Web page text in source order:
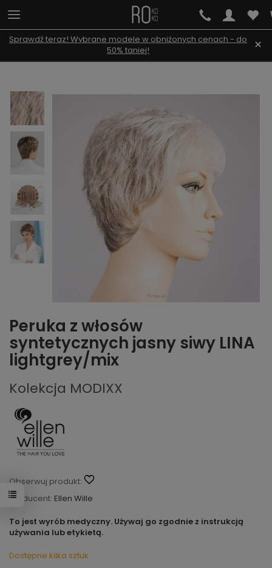
Sprawdź teraz! Wybrane modele w obniżonych cenach - do
50% taniej!
×
Peruka z włosów
syntetycznych jasny siwy LINA
lightgrey/mix
Kolekcja MODIXX
Obserwuj produkt:
Producent: Ellen Wille
To jest wyrób medyczny. Używaj go zgodnie z instrukcją
używania lub etykietą.
Dostępne kilka sztuk